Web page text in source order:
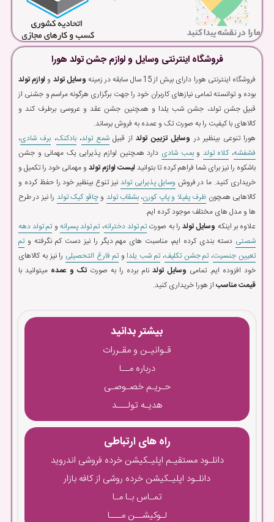
فروشگاه اینترنتی وسایل و لوازم جشن تولد هورا
فروشگاه اینترنتی هورا دارای بیش از 15 سال سابقه در زمینه وسایل تولد و لوازم تولد
بوده و توانسته تمامی نیازهای کاربران خود را جهت برگزاری هرگونه مراسم و جشنی از
قبیل جشن تولد، جشن شب یلدا و همچنین جشن عقد و عروسی برطرف کند و
کالاهای با کیفیت را به صورت تک و عمده به فروش برساند.
هورا تنوعی بینظیر در وسایل تزیین تولداز قبیلشمع تولد،بادکنک، برف شادی،
فشفشه،کلاه تولد وبمب شادی دارد همچنین لوازم پذیرایی یک مهمانی و جشن
باشکوه را نیز برای شما فراهم کرده تا بتوانیدلیست لوازم تولد و مهمانی خود را تکمیل و
خریداری کنید. ما در فروش وسایل پذیرایی تولد نیز تنوع بینظیر خود را حفظ کرده و
کالاهایی همچون ظرف پفیلا و پاپ کورن،بشقاب تولد وچاقو کیک تولد را نیز در طرح
ها و مدل های مختلف موجود کرده ایم.
علاوه بر اینکه وسایل تولدرا به صورتتم تولد دخترانه،تم تولد پسرانه وتم تولد دهه
شصتی دسته بندی کرده ایم، مناسبت های مهم دیگر را نیز دست کم نگرفته وتم
تعیین جنسیت،تم جشن تکلیف،تم شب یلدا وتم فارغ التحصیلی را نیز به کالاهای
خود افزوده ایم. تمامی وسایل تولد نام برده را به صورت تک و عمده میتوانید با
قیمت مناسب از هورا خریداری کنید.
بیشتر بدانید
قـوانیـن و مقـررات
درباره مــا
حـریـم خصـوصـی
هدیـه تولـــد
راه های ارتباطی
دانلـود مستقیـم اپلیـکیشن خرده فروشی اندروید
دانلـود اپلیـکیشن خرده روشی از کافه بازار
تمـاس بـا مـا
لـوکیشــن مـــا